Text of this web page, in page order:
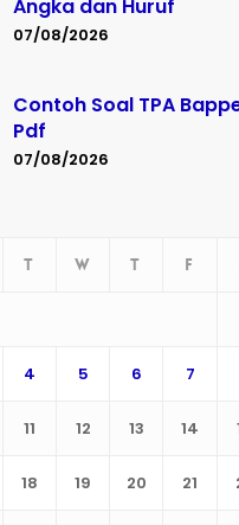
Angka dan Huruf
07/08/2026
Contoh Soal TPA
Pdf
07/08/2026
T W T F
4 5 6 7
11 12 13 14
18 19 20 21